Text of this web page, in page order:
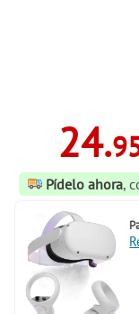
24.
Pídelo ahora,